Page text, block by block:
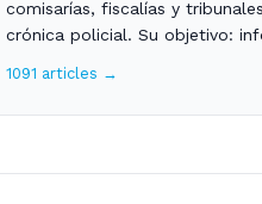
comisarías, fiscalías y
crónica policial. Su objetivo:
1091 articles →